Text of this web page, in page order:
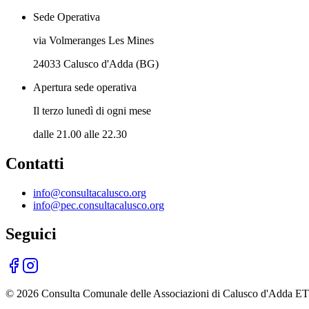
Sede Operativa
via Volmeranges Les Mines
24033 Calusco d'Adda (BG)
Apertura sede operativa
Il terzo lunedì di ogni mese
dalle 21.00 alle 22.30
Contatti
info@consultacalusco.org
info@pec.consultacalusco.org
Seguici
© 2026 Consulta Comunale delle Associazioni di Calusco d'Adda